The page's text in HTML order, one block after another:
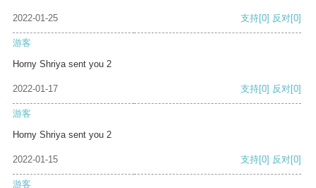
2022-01-25 支持[0] 反对[0]
游客
Horny Shriya sent you 2
2022-01-17 支持[0] 反对[0]
游客
Horny Shriya sent you 2
2022-01-15 支持[0] 反对[0]
游客